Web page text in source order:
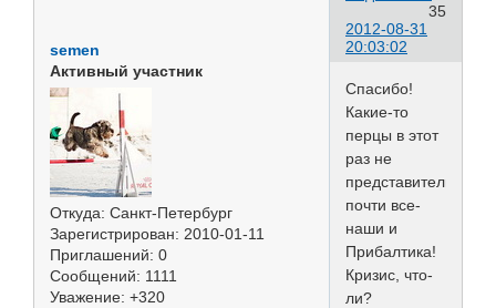
35
2012-08-31
20:03:02
semen
Активный участник
Откуда: Санкт-Петербург
Зарегистрирован: 2010-01-11
Приглашений: 0
Сообщений: 1111
Уважение: +320
Спасибо!
Какие-то
перцы в этот
раз не
представительные,
почти все-
наши и
Прибалтика!
Кризис, что-
ли?